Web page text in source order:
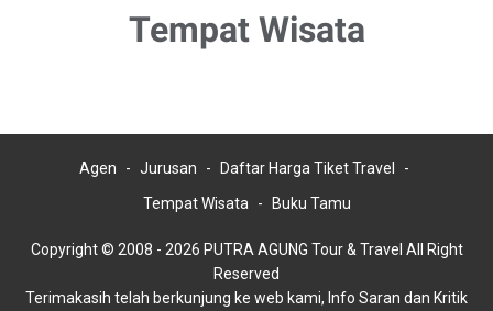
Tempat Wisata
Agen Jurusan
Daftar Harga Tiket Travel
Tempat Wisata
Buku Tamu
Copyright © 2008 - 2026 PUTRA AGUNG Tour & Travel All Right
Reserved
Terimakasih telah berkunjung ke web kami, Info Saran dan Kritik